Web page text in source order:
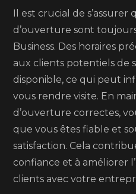
Il est crucial de s’assurer
d’ouverture sont
Business. Des horaires
aux clients potentiels de
disponible, ce qui peut
vous rendre visite. En
d’ouverture correctes,
que vous êtes fiable et
satisfaction. Cela
confiance et à améliorer
clients avec votre